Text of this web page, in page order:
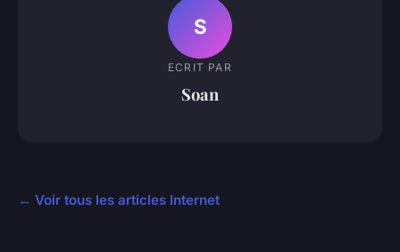
S
ECRIT PAR
Soan
← Voir tous les articles Internet